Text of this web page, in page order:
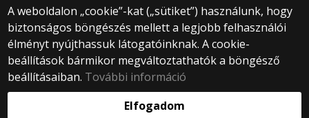
A weboldalon „cookie”-kat („sütiket”) használunk, hogy
biztonságos böngészés mellett a legjobb felhasználói
élményt nyújthassuk látogatóinknak. A cookie-
beállítások bármikor megváltoztathatók a böngésző
beállításaiban. További információ
Elfogadom
© 2024 ELTE Gyakorló Óvoda és EGYMI
Minden jog fenntartva.
1071 Budapest, Damjanich u. 41-43.
+36 1 461-3750
gyakovoda@barczi.elte.hu
Webfejlesztés: